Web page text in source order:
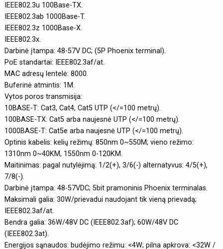
IEEE802.3u 100Base-TX.
IEEE802.3ab 1000Base-T.
IEEE802.3z 1000Base-X.
IEEE802.3x.
Darbinė įtampa: 48-57V DC; (5P Phoenix terminal).
PoE standartai: IEEE802.3af/at.
MAC adresų lentelė: 8000.
Buferinė atmintis: 1M.
Vytos poros transmisija:
10BASE-T: Cat3, Cat4, Cat5 UTP (</=100 metrų).
100BASE-TX: Cat5 arba naujesnė UTP (</=100 metrų).
1000BASE-T: Cat5e arba naujesnė UTP (</=100 metrų).
Optinis kabelis: kelių režimų: 850nm 0~550M; vieno režimo:
1310nm 0~40KM, 1550nm 0-120KM.
Maitinimas: pagal nutylėjimą: 1/2(+), 3/6(-) alternatyvus: 4/5(+),
7/8(-).
Darbinė įtampa: 48-57VDC; 5bit pramoninis Phoenix terminalas.
Maksimali galia: 30W/prievadui naudojant tik vieną prievadą;
IEEE802.3af/at.
Bendra galia: 36W/48V DC (IEEE802.3af); 60W/48V DC
(IEEE802.3at).
Energijos sąnaudos: budėjimo režimu: <4W; pilna apkrova: <32W /